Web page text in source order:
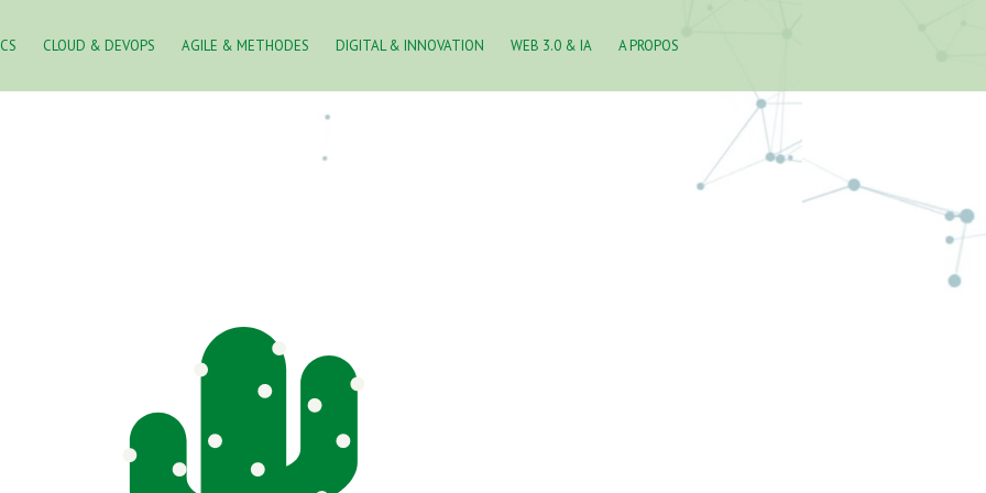
CLOUD & DEVOPS AGILE & METHODES DIGITAL & INNOVATION WEB 3.0 & IA A PROPOS